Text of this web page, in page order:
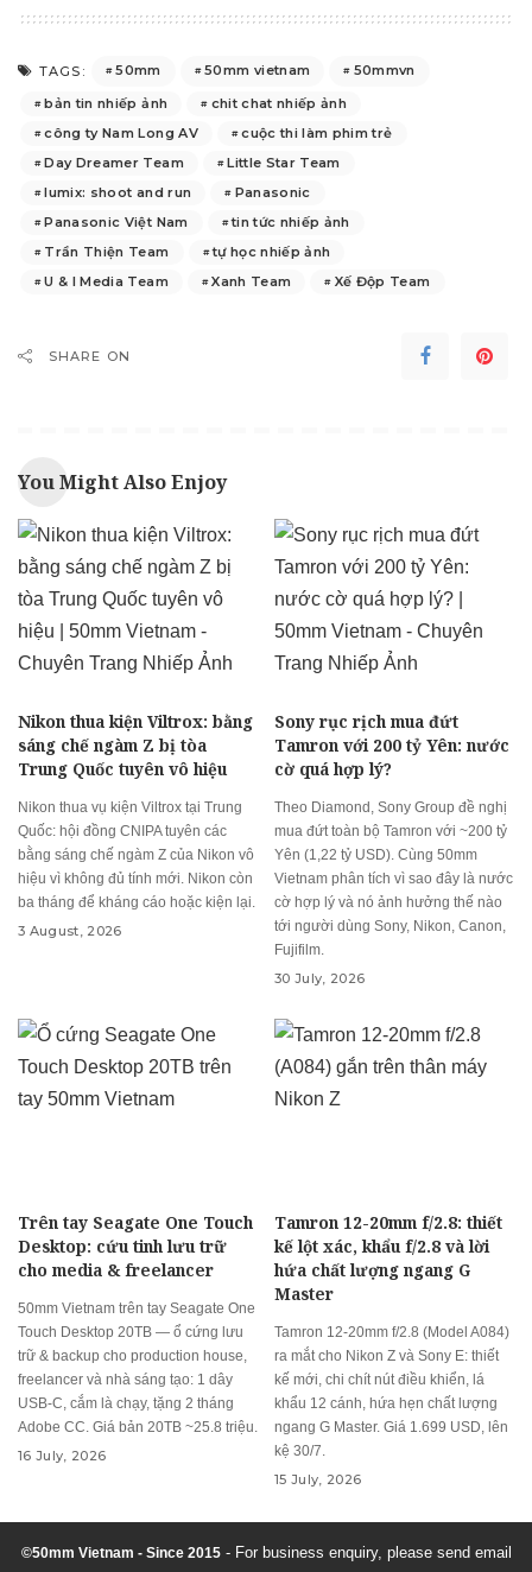
TAGS: 50mm 50mm vietnam
50mmvn
bản tin nhiếp ảnh
chit chat nhiếp ảnh
công ty Nam Long AV
cuộc thi làm phim trẻ
Day Dreamer Team
Little Star Team
lumix: shoot and run
Panasonic
Panasonic Việt Nam
tin tức nhiếp ảnh
Trần Thiện Team
tự học nhiếp ảnh
U & I Media Team
Xanh Team Xế Độp Team
SHARE ON
You Might Also Enjoy
Nikon thua kiện Viltrox: bằng
sáng chế ngàm Z bị tòa
Trung Quốc tuyên vô hiệu
Nikon thua vụ kiện Viltrox tại Trung
Quốc: hội đồng CNIPA tuyên các
bằng sáng chế ngàm Z của Nikon vô
hiệu vì không đủ tính mới. Nikon còn
ba tháng để kháng cáo hoặc kiện lại.
3 August, 2026
Sony rục rịch mua đứt
Tamron với 200 tỷ Yên: nước
cờ quá hợp lý?
Theo Diamond, Sony Group đề nghị
mua đứt toàn bộ Tamron với ~200 tỷ
Yên (1,22 tỷ USD). Cùng 50mm
Vietnam phân tích vì sao đây là nước
cờ hợp lý và nó ảnh hưởng thế nào
tới người dùng Sony, Nikon, Canon,
Fujifilm.
30 July, 2026
Trên tay Seagate One Touch
Desktop: cứu tinh lưu trữ
cho media & freelancer
50mm Vietnam trên tay Seagate One
Touch Desktop 20TB — ổ cứng lưu
trữ & backup cho production house,
freelancer và nhà sáng tạo: 1 dây
USB-C, cắm là chạy, tặng 2 tháng
Adobe CC. Giá bản 20TB ~25.8 triệu.
16 July, 2026
Tamron 12-20mm f/2.8: thiết
kế lột xác, khẩu f/2.8 và lời
hứa chất lượng ngang G
Master
Tamron 12-20mm f/2.8 (Model A084)
ra mắt cho Nikon Z và Sony E: thiết
kế mới, chi chít nút điều khiển, lá
khẩu 12 cánh, hứa hẹn chất lượng
ngang G Master. Giá 1.699 USD, lên
kệ 30/7.
15 July, 2026
©50mm Vietnam - Since 2015- For business enquiry, please send email